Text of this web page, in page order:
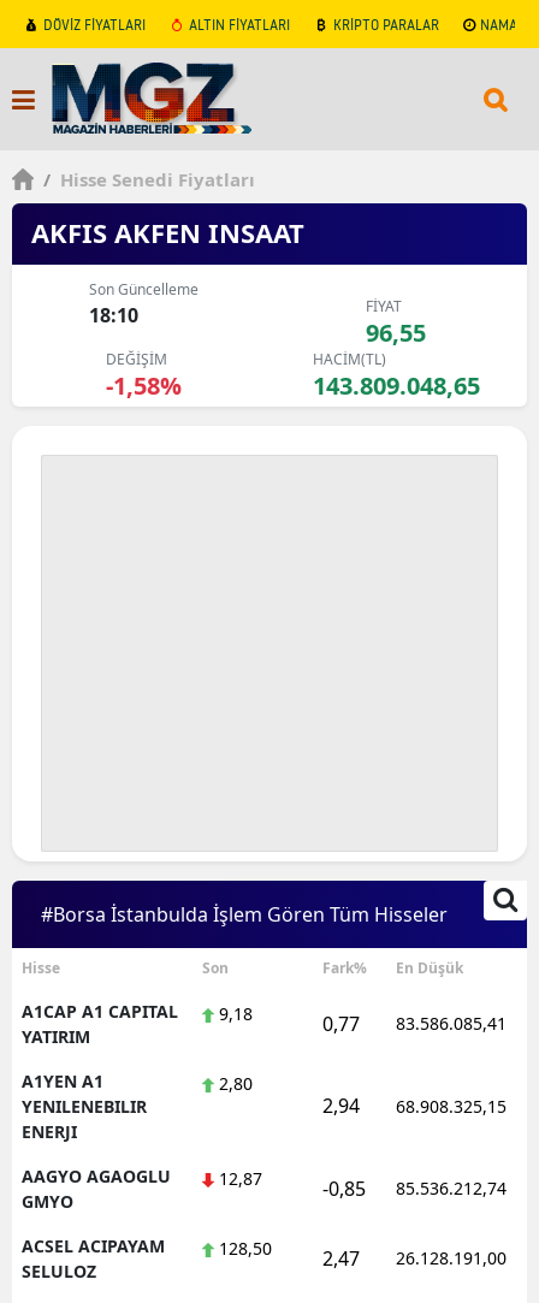
DÖVİZ FİYATLARI ALTIN FİYATLARI KRİPTO PARALAR NAMAZ
/ Hisse Senedi Fiyatları
AKFIS AKFEN INSAAT
Son Güncelleme
18:10 FİYAT
96,55
DEĞİŞİM
-1,58%
HACİM(TL)
143.809.048,65
#Borsa İstanbulda İşlem Gören Tüm Hisseler
Hisse Son Fark% En Düşük
A1CAP A1 CAPITAL
YATIRIM
9,18 0,77 83.586.085,41
A1YEN A1
YENILENEBILIR
ENERJI
2,80
2,94 68.908.325,15
AAGYO AGAOGLU
GMYO
12,87 -0,85 85.536.212,74
ACSEL ACIPAYAM
SELULOZ
128,50 2,47 26.128.191,00